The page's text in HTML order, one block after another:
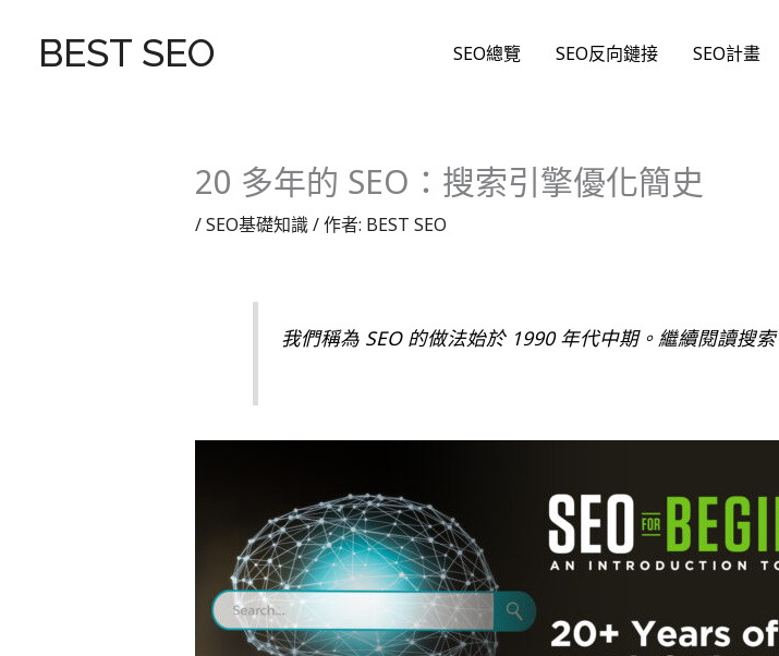
BEST SEO SEO總覽 SEO反向鏈接 SEO計畫
20 多年的 SEO：搜索引擎優化簡史
/SEO基礎知識/ 作者: BEST SEO
我們稱為 SEO 的做法始於 1990 年代中期。繼續閱讀搜